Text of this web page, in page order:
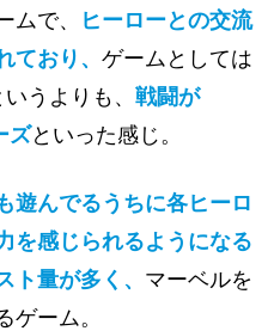
ムで、
ヒーローとの交流
ており、 ゲームとしては
うよりも、 戦闘が
ズといった感じ。
遊んでるうちに各ヒーロ
を感じられるようになる
ト量が多く、 マーベルを
ゲーム。